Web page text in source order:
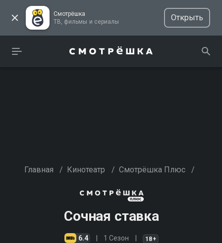
Смотрёшка
ТВ, фильмы и сериалы
Открыть
Главная / Кинотеатр / Смотрёшка Плюс /
Сочная ставка
6.4 1 Сезон 18+